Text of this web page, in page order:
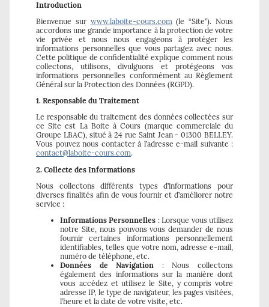
Introduction
Bienvenue sur www.laboite-cours.com (le “Site”). Nous
accordons une grande importance à la protection de votre
vie privée et nous nous engageons à protéger les
informations personnelles que vous partagez avec nous.
Cette politique de confidentialité explique comment nous
collectons, utilisons, divulguons et protégeons vos
informations personnelles conformément au Règlement
Général sur la Protection des Données (RGPD).
1. Responsable du Traitement
Le responsable du traitement des données collectées sur
ce Site est La Boite à Cours (marque commerciale du
Groupe LBAC), situé à 24 rue Saint Jean - 01300 BELLEY.
Vous pouvez nous contacter à l’adresse e-mail suivante :
contact@laboite-cours.com.
2. Collecte des Informations
Nous collectons différents types d’informations pour
diverses finalités afin de vous fournir et d’améliorer notre
service :
Informations Personnelles : Lorsque vous utilisez
notre Site, nous pouvons vous demander de nous
fournir certaines informations personnellement
identifiables, telles que votre nom, adresse e-mail,
numéro de téléphone, etc.
Données de Navigation : Nous collectons
également des informations sur la manière dont
vous accédez et utilisez le Site, y compris votre
adresse IP, le type de navigateur, les pages visitées,
l’heure et la date de votre visite, etc.